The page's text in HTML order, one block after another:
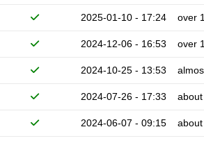
2025-01-10 - 17:24 over
2024-12-06 - 16:53 over
2024-10-25 - 13:53
2024-07-26 - 17:33
2024-06-07 - 09:15